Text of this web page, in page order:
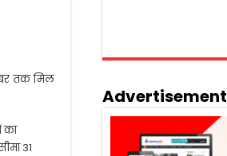
तक मिल
का
31
Advertisement